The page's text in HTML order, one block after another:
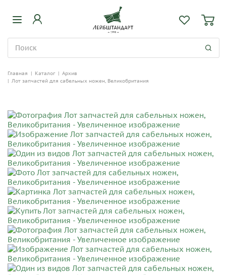
Главная | Каталог | Архив
| Лот запчастей для сабельных ножен, Великобритания